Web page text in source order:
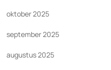
oktober 2025
september 2025
augustus 2025